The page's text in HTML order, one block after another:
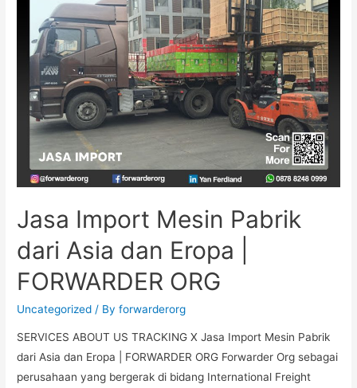
Jasa Import Mesin Pabrik
dari Asia dan Eropa |
FORWARDER ORG
Uncategorized / Byforwarderorg
SERVICES ABOUT US TRACKING X Jasa Import Mesin Pabrik
dari Asia dan Eropa | FORWARDER ORG Forwarder Org sebagai
perusahaan yang bergerak di bidang International Freight